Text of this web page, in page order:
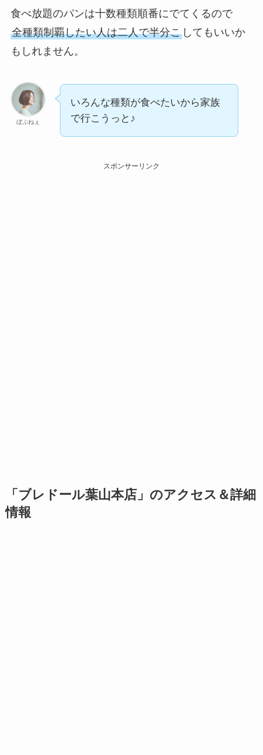
食べ放題のパンは十数種類順番にでてくるので
全種類制覇したい人は二人で半分こしてもいいか
もしれません。
ぼぶねぇ
いろんな種類が食べたいから家族
で行こうっと♪
スポンサーリンク
「ブレドール葉山本店」のアクセス＆詳細
情報